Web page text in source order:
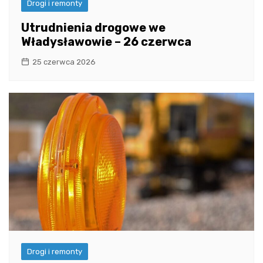
Drogi i remonty
Utrudnienia drogowe we
Władysławowie – 26 czerwca
25 czerwca 2026
Drogi i remonty